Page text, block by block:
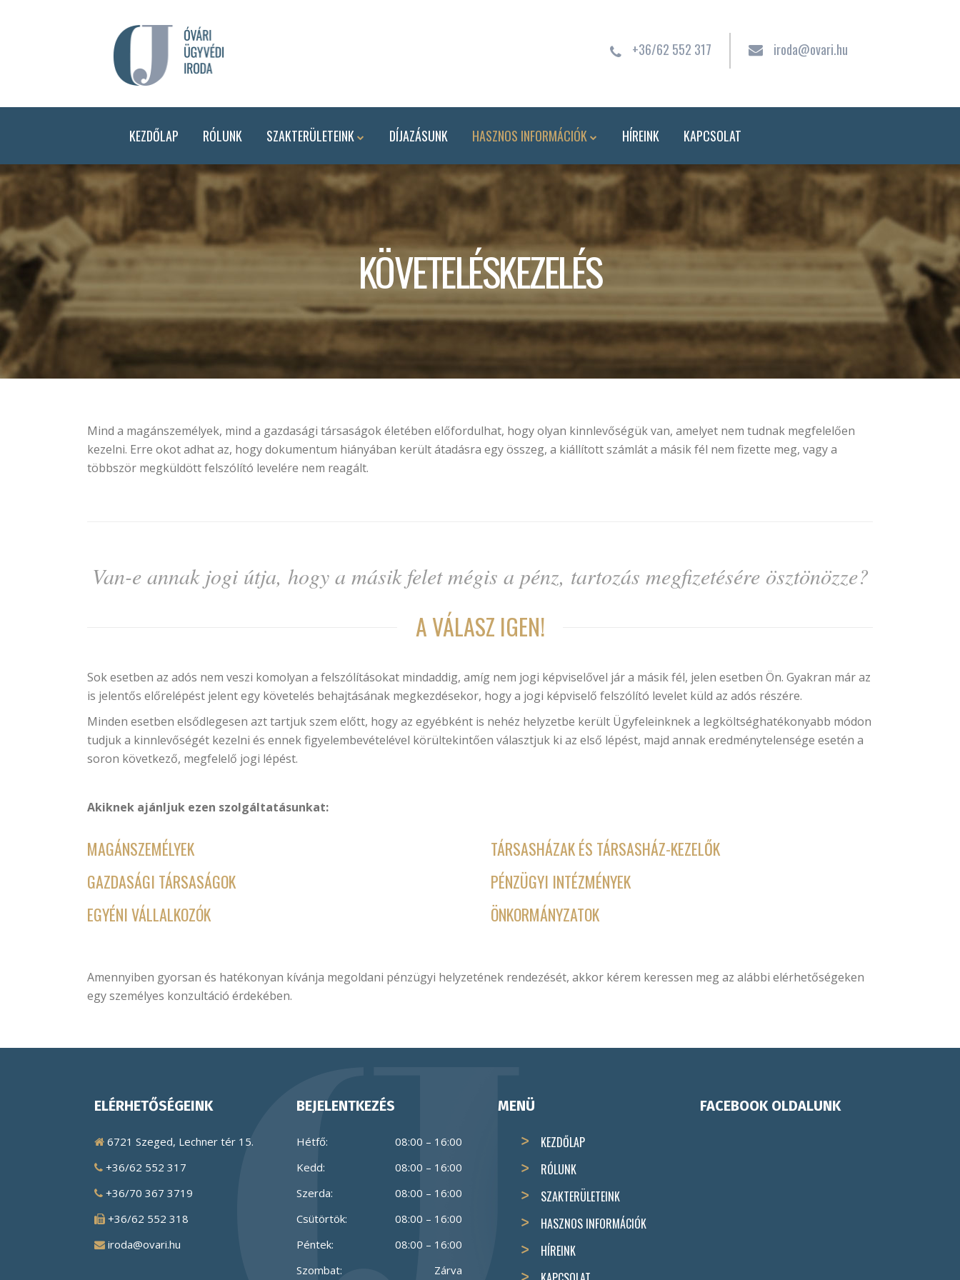
+36/62 552 317 iroda@ovari.hu
KEZDŐLAP RÓLUNK SZAKTERÜLETEINK DÍJAZÁSUNK HASZNOS INFORMÁCIÓK HÍREINK KAPCSOLAT
KÖVETELÉSKEZELÉS
Mind a magánszemélyek, mind a gazdasági társaságok életében előfordulhat, hogy olyan kinnlevőségük van, amelyet nem tudnak megfelelően
kezelni. Erre okot adhat az, hogy dokumentum hiányában került átadásra egy összeg, a kiállított számlát a másik fél nem fizette meg, vagy a
többször megküldött felszólító levelére nem reagált.
Van-e annak jogi útja, hogy a másik felet mégis a pénz, tartozás megfizetésére ösztönözze?
A VÁLASZ IGEN!
Sok esetben az adós nem veszi komolyan a felszólításokat mindaddig, amíg nem jogi képviselővel jár a másik fél, jelen esetben Ön. Gyakran már az
is jelentős előrelépést jelent egy követelés behajtásának megkezdésekor, hogy a jogi képviselő felszólító levelet küld az adós részére.
Minden esetben elsődlegesen azt tartjuk szem előtt, hogy az egyébként is nehéz helyzetbe került Ügyfeleinknek a legköltséghatékonyabb módon
tudjuk a kinnlevőségét kezelni és ennek figyelembevételével körültekintően választjuk ki az első lépést, majd annak eredménytelensége esetén a
soron következő, megfelelő jogi lépést.
Akiknek ajánljuk ezen szolgáltatásunkat:
MAGÁNSZEMÉLYEK
GAZDASÁGI TÁRSASÁGOK
EGYÉNI VÁLLALKOZÓK
TÁRSASHÁZAK ÉS TÁRSASHÁZ-KEZELŐK
PÉNZÜGYI INTÉZMÉNYEK
ÖNKORMÁNYZATOK
Amennyiben gyorsan és hatékonyan kívánja megoldani pénzügyi helyzetének rendezését, akkor kérem keressen meg az alábbi elérhetőségeken
egy személyes konzultáció érdekében.
ELÉRHETŐSÉGEINK
6721 Szeged, Lechner tér 15.
+36/62 552 317
+36/70 367 3719
+36/62 552 318
iroda@ovari.hu
BEJELENTKEZÉS
Hétfő:
08:00 – 16:00
Kedd:
08:00 – 16:00
Szerda:
08:00 – 16:00
Csütörtök:
08:00 – 16:00
Péntek:
08:00 – 16:00
Szombat:
Zárva
MENÜ
KEZDŐLAP
RÓLUNK
SZAKTERÜLETEINK
HASZNOS INFORMÁCIÓK
HÍREINK
FACEBOOK OLDALUNK